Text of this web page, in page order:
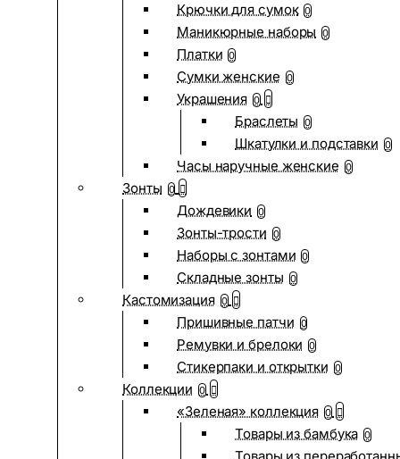
Крючки для сумок 0
Маникюрные наборы 0
Платки 0
Сумки женские 0
Украшения 0
Браслеты 0
Шкатулки и подставки 0
Часы наручные женские 0
Зонты 0
Дождевики 0
Зонты-трости 0
Наборы с зонтами 0
Складные зонты 0
Кастомизация 0
Пришивные патчи 0
Ремувки и брелоки 0
Стикерпаки и открытки 0
Коллекции 0
«Зеленая» коллекция 0
Товары из бамбука 0